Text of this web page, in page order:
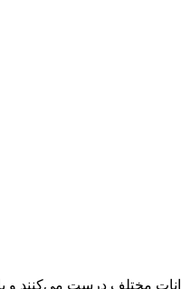
مختلف درست می‌کنند و